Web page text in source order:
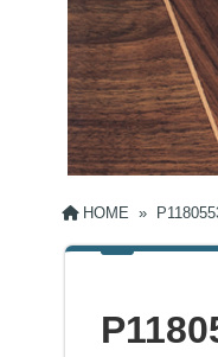
HOME »